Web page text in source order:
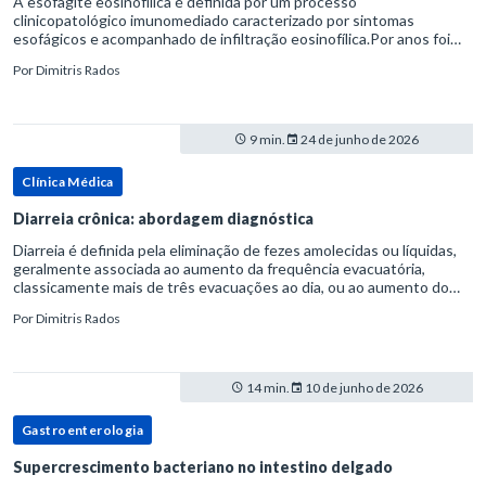
clinicopatológico imunomediado caracterizado por sintomas
esofágicos e acompanhado de infiltração eosinofílica.Por anos foi
refluxo gastr
PorDimitris Rados
9 min. 24 de junho de 2026
Clínica Médica
Diarreia crônica: abordagem diagnóstica
Diarreia é definida pela eliminação de fezes amolecidas ou líquidas,
geralmente associada ao aumento da frequência evacuatória,
classicamente mais de três evacuações ao dia, ou ao aumento do
PorDimitris Rados
14 min. 10 de junho de 2026
Gastroenterologia
Supercrescimento bacteriano no intestino delgado